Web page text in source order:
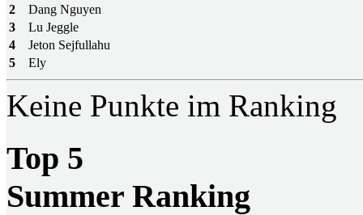
2
Dang Nguyen
3
Lu Jeggle
4
Jeton Sejfullahu
5
Ely
Keine Punkte im Ranking
Top 5
Summer Ranking